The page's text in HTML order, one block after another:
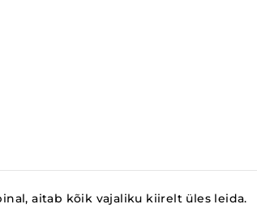
aitab kõik vajaliku kiirelt üles leida.